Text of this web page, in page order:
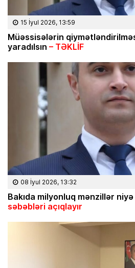
15 İyul 2026, 13:59
Müəssisələrin
yaradılsın – TƏKLİF
08 İyul 2026, 13:32
Bakıda milyonluq mənzillər niyə
səbəbləri açıqlayır